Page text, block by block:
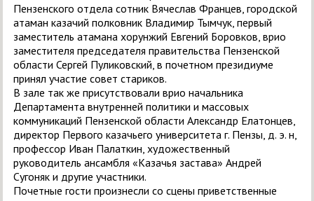
Пензенского отдела сотник Вячеслав Францев, городской
атаман казачий полковник Владимир Тымчук, первый
заместитель атамана хорунжий Евгений Боровков, врио
заместителя председателя правительства Пензенской
области Сергей Пуликовский, в почетном президиуме
принял участие совет стариков.
В зале так же присутствовали врио начальника
Департамента внутренней политики и массовых
коммуникаций Пензенской области Александр Елатонцев,
директор Первого казачьего университета г. Пензы, д. э. н,
профессор Иван Палаткин, художественный
руководитель ансамбля «Казачья застава» Андрей
Сугоняк и другие участники.
Почетные гости произнесли со сцены приветственные